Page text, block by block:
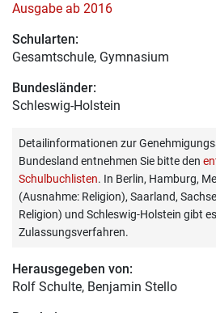
Ausgabe ab 2016
Schularten:
Gesamtschule, Gymnasium
Bundesländer:
Schleswig-Holstein
Detailinformationen zur
Bundesland entnehmen Sie bitte den
Schulbuchlisten. In Berlin, Hamburg,
(Ausnahme: Religion), Saarland,
Religion) und Schleswig-Holstein gibt
Zulassungsverfahren.
Herausgegeben von:
Rolf Schulte, Benjamin Stello